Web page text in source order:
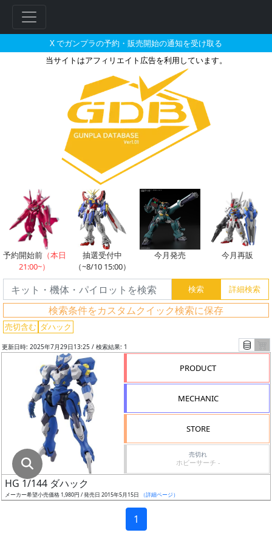
X でガンプラの予約・販売開始の通知を受け取る
当サイトはアフィリエイト広告を利用しています。
ダハックのガンプラの販売・再
予約開始前（本日
21:00~）
抽選受付中
（~8/10 15:00）
今月発売 今月再販
検索条件をカスタムクイック検索に保存
売切含む ダハック
索
グ
レ
ド
成
形
色
更新日時: 2025年7月29日13:25 / 検索結果: 1
PRODUCT
MECHANIC
STORE
売切れ
ホビーサーチ -
HG 1/144 ダハック
メーカー希望小売価格 1,980円 / 発売日 2015年5月15日 （詳細ページ）
1